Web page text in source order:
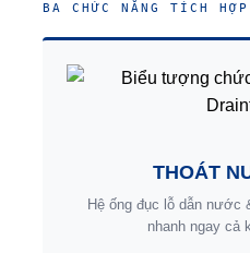
BA CHỨC NĂNG TÍCH HỢP
THOÁT
Hệ ống đục lỗ dẫn
nhanh ngay cả